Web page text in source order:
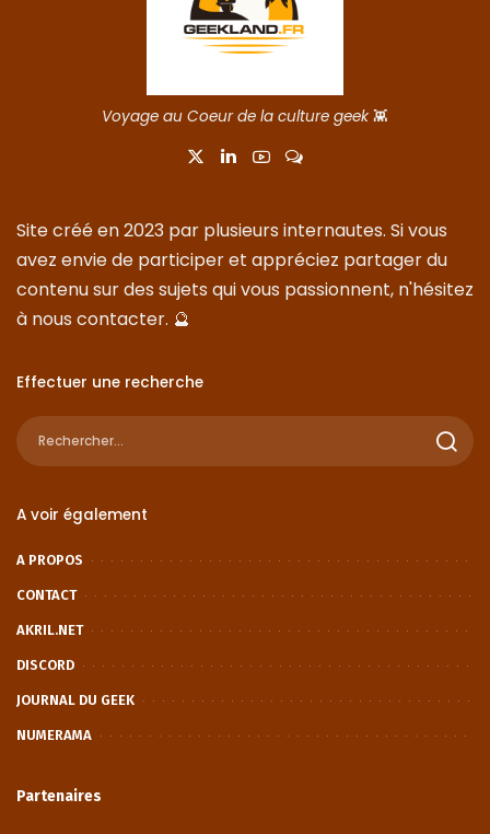
Voyage au Coeur de la culture geek👾
Site créé en 2023 par plusieurs internautes. Si vous
avez envie de participer et appréciez partager du
contenu sur des sujets qui vous passionnent, n'hésitez
à nouscontacter. 🔮
Effectuer une recherche
A voir également
A PROPOS
CONTACT
AKRIL.NET
DISCORD
JOURNAL DU GEEK
NUMERAMA
Partenaires